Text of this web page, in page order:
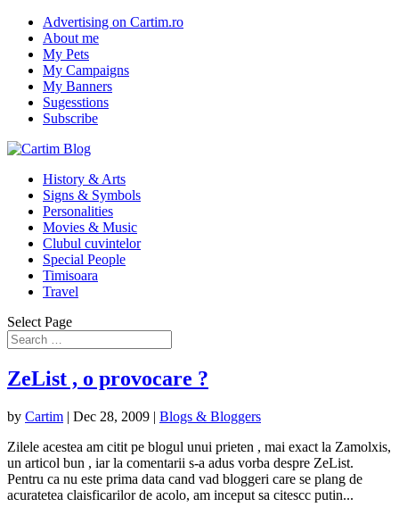
Advertising on Cartim.ro
About me
My Pets
My Campaigns
My Banners
Sugesstions
Subscribe
History & Arts
Signs & Symbols
Personalities
Movies & Music
Clubul cuvintelor
Special People
Timisoara
Travel
Select Page
ZeList , o provocare ?
by Cartim | Dec 28, 2009 | Blogs & Bloggers
Zilele acestea am citit pe blogul unui prieten , mai exact la Zamolxis,
un articol bun , iar la comentarii s-a adus vorba despre ZeList.
Pentru ca nu este prima data cand vad bloggeri care se plang de
acuratetea claisficarilor de acolo, am inceput sa citescc putin...